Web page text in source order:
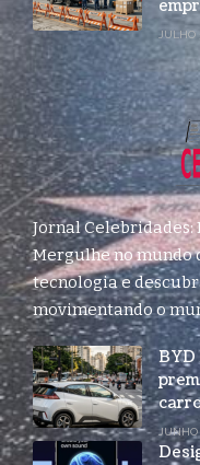
JULHO
Jornal
Mergulhe no mundo
tecnologia e
movimentando o
BYD
JUNHO